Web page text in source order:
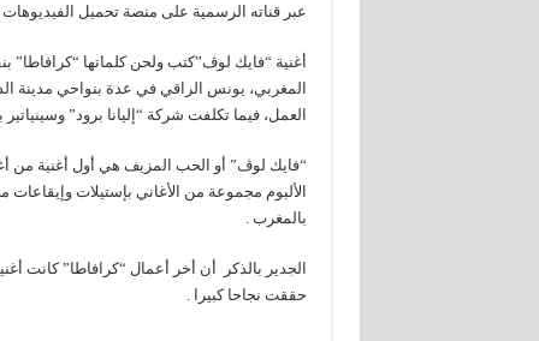
عبر قناته الرسمية على منصة تحميل
أغنية “فايك لوڤ”كتب ولحن كلماتها “كرافاطا”
المغربي، يونس الراقي في عدة بنواحي مدينة
العمل، فيما تكلفت شركة “إليانا برود”
الألبوم مجموعة من الأغاني بإستيلات وإيقاعات
بالمغرب .
الجدير بالذكر أن أخر أعمال “كرافاطا” كانت
حققت نجاحا كبيرا .